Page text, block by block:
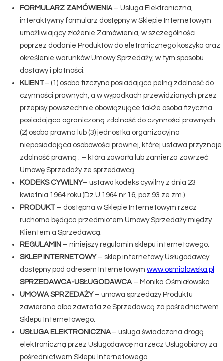
FORMULARZ ZAMÓWIENIA– Usługa Elektroniczna,
interaktywny formularz dostępny w Sklepie Internetowym
umożliwiający złożenie Zamówienia, w szczególności
poprzez dodanie Produktów do eletronicznego koszyka oraz
określenie warunków Umowy Sprzedaży, w tym sposobu
dostawy i płatności.
KLIENT– (1) osoba fizczyna posiadająca pełną zdolnosć do
czynności prawnych, a w wypadkach przewidzianych przez
przepisy powszechnie obowiązujące także osoba fizyczna
posiadająca ograniczoną zdolność do czynności prawnych
(2) osoba prawna lub (3) jednostka organizacyjna
nieposiadająca osobowości prawnej, której ustawa przyznaje
zdolność prawną : – która zawarła lub zamierza zawrzeć
Umowę Sprzedaży ze sprzedawcą.
KODEKS CYWILNY– ustawa kodeks cywilny z dnia 23
kwietnia 1964 roku )Dz.U.1964 nr 16, poz 93 ze zm.)
PRODUKT – dostępna w Sklepie Internetowym rzecz
ruchoma będąca przedmiotem Umowy Sprzedaży między
Klientem a Sprzedawcą.
REGULAMIN – niniejszy regulamin sklepu internetowego.
SKLEP INTERNETOWY– sklep internetowy Usługodawcy
dostępny pod adresem Internetowym www.osmialowska.pl
SPRZEDAWCA-USŁUGODAWCA– Monika Ośmiałowska
UMOWA SPRZEDAŻY– umowa sprzedaży Produktu
zawierana albo zawrata ze Sprzedawcą za pośrednictwem
Sklepu Internetowego.
USŁUGA ELEKTRONICZNA– usługa świadczona drogą
elektroniczną przez Usługodawcę na rzecz Usługobiorcy za
pośrednictwem Sklepu Internetowego.